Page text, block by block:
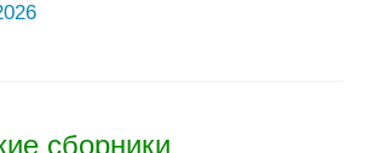
сборники